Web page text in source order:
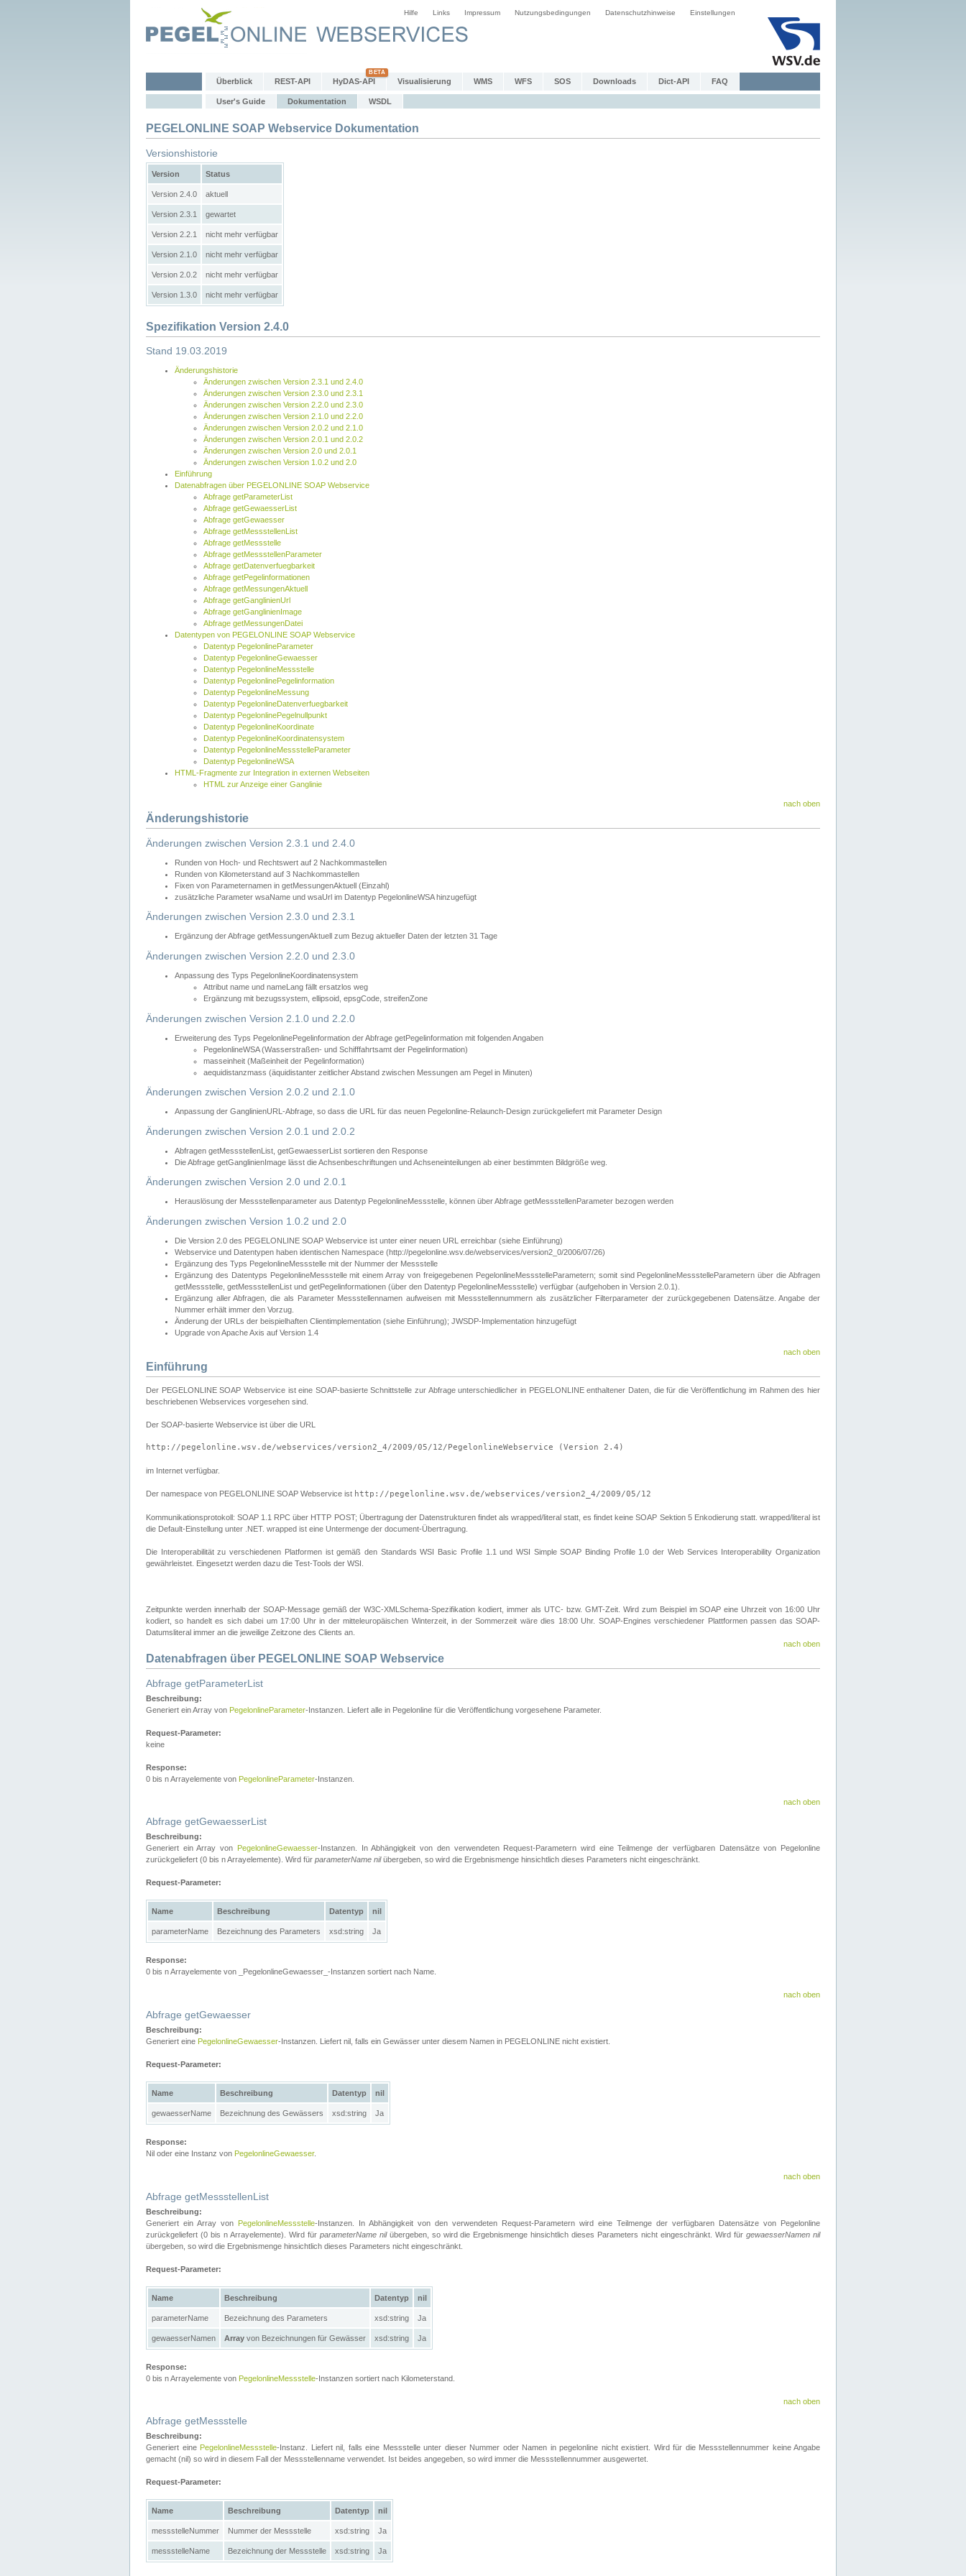
Hilfe Links Impressum Nutzungsbedingungen Datenschutzhinweise Einstellungen
Überblick REST-API HyDAS-API Visualisierung WMS WFS SOS Downloads Dict-API FAQ
User's Guide Dokumentation WSDL
PEGELONLINE SOAP Webservice Dokumentation
Versionshistorie
Version Status
Version 2.4.0 aktuell
Version 2.3.1 gewartet
Version 2.2.1 nicht mehr verfügbar
Version 2.1.0 nicht mehr verfügbar
Version 2.0.2 nicht mehr verfügbar
Version 1.3.0 nicht mehr verfügbar
Spezifikation Version 2.4.0
Stand 19.03.2019
Änderungshistorie
Änderungen zwischen Version 2.3.1 und 2.4.0
Änderungen zwischen Version 2.3.0 und 2.3.1
Änderungen zwischen Version 2.2.0 und 2.3.0
Änderungen zwischen Version 2.1.0 und 2.2.0
Änderungen zwischen Version 2.0.2 und 2.1.0
Änderungen zwischen Version 2.0.1 und 2.0.2
Änderungen zwischen Version 2.0 und 2.0.1
Änderungen zwischen Version 1.0.2 und 2.0
Einführung
Datenabfragen über PEGELONLINE SOAP Webservice
Abfrage getParameterList
Abfrage getGewaesserList
Abfrage getGewaesser
Abfrage getMessstellenList
Abfrage getMessstelle
Abfrage getMessstellenParameter
Abfrage getDatenverfuegbarkeit
Abfrage getPegelinformationen
Abfrage getMessungenAktuell
Abfrage getGanglinienUrl
Abfrage getGanglinienImage
Abfrage getMessungenDatei
Datentypen von PEGELONLINE SOAP Webservice
Datentyp PegelonlineParameter
Datentyp PegelonlineGewaesser
Datentyp PegelonlineMessstelle
Datentyp PegelonlinePegelinformation
Datentyp PegelonlineMessung
Datentyp PegelonlineDatenverfuegbarkeit
Datentyp PegelonlinePegelnullpunkt
Datentyp PegelonlineKoordinate
Datentyp PegelonlineKoordinatensystem
Datentyp PegelonlineMessstelleParameter
Datentyp PegelonlineWSA
HTML-Fragmente zur Integration in externen Webseiten
HTML zur Anzeige einer Ganglinie
nach oben
Änderungshistorie
Änderungen zwischen Version 2.3.1 und 2.4.0
Runden von Hoch- und Rechtswert auf 2 Nachkommastellen
Runden von Kilometerstand auf 3 Nachkommastellen
Fixen von Parameternamen in getMessungenAktuell (Einzahl)
zusätzliche Parameter wsaName und wsaUrl im Datentyp PegelonlineWSA hinzugefügt
Änderungen zwischen Version 2.3.0 und 2.3.1
Ergänzung der Abfrage getMessungenAktuell zum Bezug aktueller Daten der letzten 31 Tage
Änderungen zwischen Version 2.2.0 und 2.3.0
Anpassung des Typs PegelonlineKoordinatensystem
Attribut name und nameLang fällt ersatzlos weg
Ergänzung mit bezugssystem, ellipsoid, epsgCode, streifenZone
Änderungen zwischen Version 2.1.0 und 2.2.0
Erweiterung des Typs PegelonlinePegelinformation der Abfrage getPegelinformation mit folgenden Angaben
PegelonlineWSA (Wasserstraßen- und Schifffahrtsamt der Pegelinformation)
masseinheit (Maßeinheit der Pegelinformation)
aequidistanzmass (äquidistanter zeitlicher Abstand zwischen Messungen am Pegel in Minuten)
Änderungen zwischen Version 2.0.2 und 2.1.0
Anpassung der GanglinienURL-Abfrage, so dass die URL für das neuen Pegelonline-Relaunch-Design zurückgeliefert mit Parameter Design
Änderungen zwischen Version 2.0.1 und 2.0.2
Abfragen getMessstellenList, getGewaesserList sortieren den Response
Die Abfrage getGanglinienImage lässt die Achsenbeschriftungen und Achseneinteilungen ab einer bestimmten Bildgröße weg.
Änderungen zwischen Version 2.0 und 2.0.1
Herauslösung der Messstellenparameter aus Datentyp PegelonlineMessstelle, können über Abfrage getMessstellenParameter bezogen werden
Änderungen zwischen Version 1.0.2 und 2.0
Die Version 2.0 des PEGELONLINE SOAP Webservice ist unter einer neuen URL erreichbar (siehe Einführung)
Webservice und Datentypen haben identischen Namespace (http://pegelonline.wsv.de/webservices/version2_0/2006/07/26)
Ergänzung des Typs PegelonlineMessstelle mit der Nummer der Messstelle
Ergänzung des Datentyps PegelonlineMessstelle mit einem Array von freigegebenen PegelonlineMessstelleParametern; somit sind PegelonlineMessstelleParametern über die Abfragen
getMessstelle, getMessstellenList und getPegelinformationen (über den Datentyp PegelonlineMessstelle) verfügbar (aufgehoben in Version 2.0.1).
Ergänzung aller Abfragen, die als Parameter Messstellennamen aufweisen mit Messstellennummern als zusätzlicher Filterparameter der zurückgegebenen Datensätze. Angabe der
Nummer erhält immer den Vorzug.
Änderung der URLs der beispielhaften Clientimplementation (siehe Einführung); JWSDP-Implementation hinzugefügt
Upgrade von Apache Axis auf Version 1.4
nach oben
Einführung
Der PEGELONLINE SOAP Webservice ist eine SOAP-basierte Schnittstelle zur Abfrage unterschiedlicher in PEGELONLINE enthaltener Daten, die für die Veröffentlichung im Rahmen des hier
beschriebenen Webservices vorgesehen sind.
Der SOAP-basierte Webservice ist über die URL
http://pegelonline.wsv.de/webservices/version2_4/2009/05/12/PegelonlineWebservice (Version 2.4)
im Internet verfügbar.
Der namespace von PEGELONLINE SOAP Webservice ist http://pegelonline.wsv.de/webservices/version2_4/2009/05/12
Kommunikationsprotokoll: SOAP 1.1 RPC über HTTP POST; Übertragung der Datenstrukturen findet als wrapped/literal statt, es findet keine SOAP Sektion 5 Enkodierung statt. wrapped/literal ist
die Default-Einstellung unter .NET. wrapped ist eine Untermenge der document-Übertragung.
Die Interoperabilität zu verschiedenen Platformen ist gemäß den Standards WSI Basic Profile 1.1 und WSI Simple SOAP Binding Profile 1.0 der Web Services Interoperability Organization
gewährleistet. Eingesetzt werden dazu die Test-Tools der WSI.
Zeitpunkte werden innerhalb der SOAP-Message gemäß der W3C-XMLSchema-Spezifikation kodiert, immer als UTC- bzw. GMT-Zeit. Wird zum Beispiel im SOAP eine Uhrzeit von 16:00 Uhr
kodiert, so handelt es sich dabei um 17:00 Uhr in der mitteleuropäischen Winterzeit, in der Sommerzeit wäre dies 18:00 Uhr. SOAP-Engines verschiedener Plattformen passen das SOAP-
Datumsliteral immer an die jeweilige Zeitzone des Clients an.
nach oben
Datenabfragen über PEGELONLINE SOAP Webservice
Abfrage getParameterList
Beschreibung:
Generiert ein Array von PegelonlineParameter-Instanzen. Liefert alle in Pegelonline für die Veröffentlichung vorgesehene Parameter.
Request-Parameter:
keine
Response:
0 bis n Arrayelemente von PegelonlineParameter-Instanzen.
nach oben
Abfrage getGewaesserList
Beschreibung:
Generiert ein Array von
PegelonlineGewaesser-Instanzen. In Abhängigkeit von den verwendeten Request-Parametern wird eine Teilmenge der verfügbaren Datensätze von Pegelonline
zurückgeliefert (0 bis n Arrayelemente). Wird für parameterName nilübergeben, so wird die Ergebnismenge hinsichtlich dieses Parameters nicht eingeschränkt.
Request-Parameter:
Name Beschreibung Datentyp nil
parameterName Bezeichnung des Parameters xsd:string Ja
Response:
0 bis n Arrayelemente von _PegelonlineGewaesser_-Instanzen sortiert nach Name.
nach oben
Abfrage getGewaesser
Beschreibung:
Generiert eine PegelonlineGewaesser-Instanzen. Liefert nil, falls ein Gewässer unter diesem Namen in PEGELONLINE nicht existiert.
Request-Parameter:
Name Beschreibung Datentyp nil
gewaesserName Bezeichnung des Gewässers xsd:string Ja
Response:
Nil oder eine Instanz von PegelonlineGewaesser.
nach oben
Abfrage getMessstellenList
Beschreibung:
Generiert ein Array von PegelonlineMessstelle-Instanzen. In Abhängigkeit von den verwendeten Request-Parametern wird eine Teilmenge der verfügbaren Datensätze von Pegelonline
zurückgeliefert (0 bis n Arrayelemente). Wird für parameterName nilübergeben, so wird die Ergebnismenge hinsichtlich dieses Parameters nicht eingeschränkt. Wird fürgewaesserNamen nil
übergeben, so wird die Ergebnismenge hinsichtlich dieses Parameters nicht eingeschränkt.
Request-Parameter:
Name Beschreibung Datentyp nil
parameterName Bezeichnung des Parameters xsd:string Ja
gewaesserNamen Array von Bezeichnungen für Gewässer xsd:string Ja
Response:
0 bis n Arrayelemente von PegelonlineMessstelle-Instanzen sortiert nach Kilometerstand.
nach oben
Abfrage getMessstelle
Beschreibung:
Generiert eine PegelonlineMessstelle-Instanz. Liefert nil, falls eine Messstelle unter dieser Nummer oder Namen in pegelonline nicht existiert. Wird für die Messstellennummer keine Angabe
gemacht (nil) so wird in diesem Fall der Messstellenname verwendet. Ist beides angegeben, so wird immer die Messstellennummer ausgewertet.
Request-Parameter:
Name Beschreibung Datentyp nil
messstelleNummer Nummer der Messstelle xsd:string Ja
messstelleName Bezeichnung der Messstelle xsd:string Ja